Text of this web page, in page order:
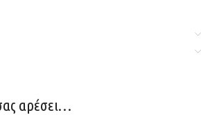
αρέσει…